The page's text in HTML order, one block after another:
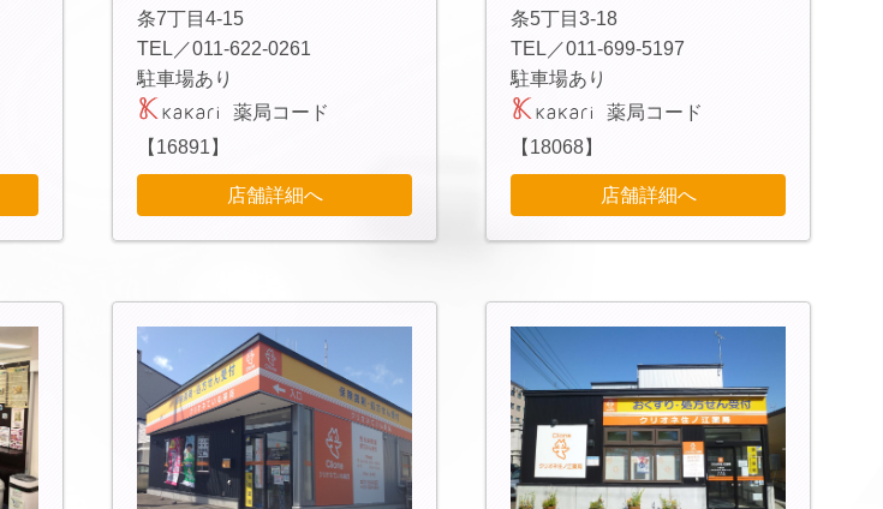
条7丁目4-15
TEL／011-622-0261
駐車場あり
薬局コード
【16891】
店舗詳細へ
条5丁目3-18
TEL／011-699-5197
駐車場あり
薬局コード
【18068】
店舗詳細へ